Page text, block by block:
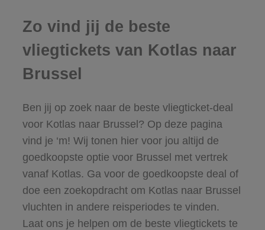
Zo vind jij de beste
vliegtickets van Kotlas naar
Brussel
Ben jij op zoek naar de beste vliegticket-deal
voor Kotlas naar Brussel? Op deze pagina
vind je ‘m! Wij tonen hier voor jou altijd de
goedkoopste optie voor Brussel met vertrek
vanaf Kotlas. Ga voor de goedkoopste deal of
doe een zoekopdracht om Kotlas naar Brussel
vluchten in andere reisperiodes te vinden.
Laat ons je helpen om de beste vliegtickets te